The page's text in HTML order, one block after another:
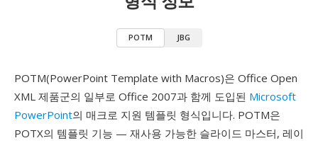
POTM JBG
POTM(PowerPoint Template with Macros)은 Office Open
XML 제품군의 일부로 Office 2007과 함께 도입된 Microsoft
PowerPoint의 매크로 지원 템플릿 형식입니다. POTM은
POTX의 템플릿 기능 — 재사용 가능한 슬라이드 마스터, 레이